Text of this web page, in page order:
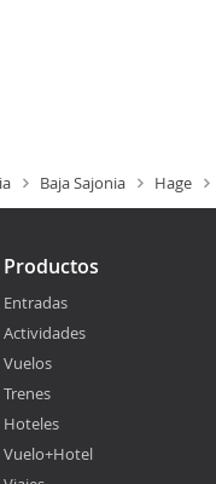
Baja Sajonia Hage
Productos
Entradas
Actividades
Vuelos
Trenes
Hoteles
Vuelo+Hotel